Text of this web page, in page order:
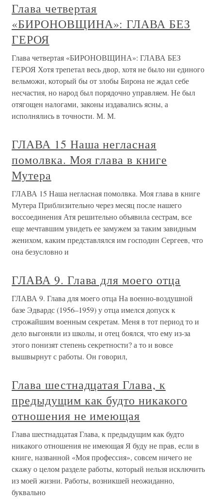
Глава четвертая
«БИРОНОВЩИНА»: ГЛАВА БЕЗ
ГЕРОЯ
Глава четвертая «БИРОНОВЩИНА»: ГЛАВА БЕЗ
ГЕРОЯ Хотя трепетал весь двор, хотя не было ни единого
вельможи, который бы от злобы Бирона не ждал себе
несчастия, но народ был порядочно управляем. Не был
отягощен налогами, законы издавались ясны, а
исполнялись в точности. М. М.
ГЛАВА 15 Наша негласная
помолвка. Моя глава в книге
Мутера
ГЛАВА 15 Наша негласная помолвка. Моя глава в книге
Мутера Приблизительно через месяц после нашего
воссоединения Атя решительно объявила сестрам, все
еще мечтавшим увидеть ее замужем за таким завидным
женихом, каким представлялся им господин Сергеев, что
она безусловно и
ГЛАВА 9. Глава для моего отца
ГЛАВА 9. Глава для моего отца На военно-воздушной
базе Эдвардс (1956–1959) у отца имелся допуск к
строжайшим военным секретам. Меня в тот период то и
дело выгоняли из школы, и отец боялся, что ему из-за
этого понизят степень секретности? а то и вовсе
вышвырнут с работы. Он говорил,
Глава шестнадцатая Глава, к
предыдущим как будто никакого
отношения не имеющая
Глава шестнадцатая Глава, к предыдущим как будто
никакого отношения не имеющая Я буду не прав, если в
книге, названной «Моя профессия», совсем ничего не
скажу о целом разделе работы, который нельзя исключить
из моей жизни. Работы, возникшей неожиданно,
буквально